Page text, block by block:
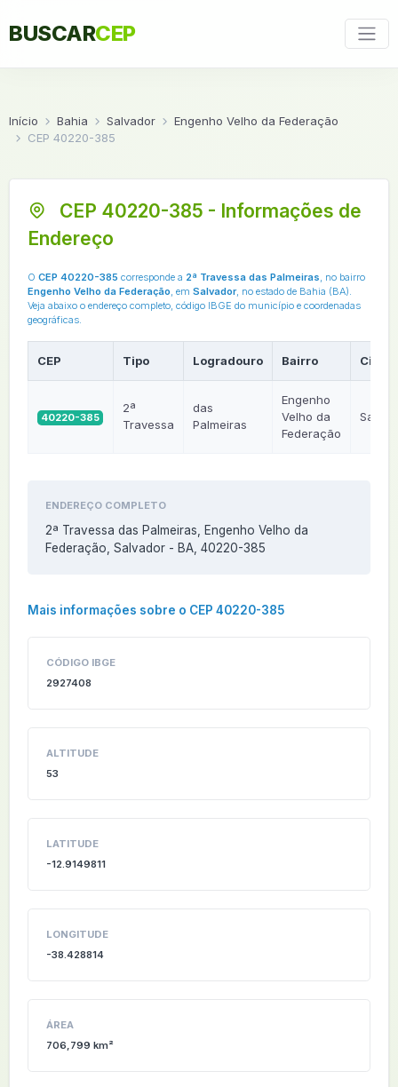
BUSCARCEP
Início Bahia Salvador
Engenho Velho da Federação
CEP 40220-385
CEP 40220-385 - Informações de
Endereço
O CEP 40220-385 corresponde a 2ª Travessa das Palmeiras, no bairro
Engenho Velho da Federação, em Salvador, no estado de Bahia (BA).
Veja abaixo o endereço completo, código IBGE do município e coordenadas
geográficas.
CEP Tipo Logradouro Bairro
40220-385
2ª
Travessa
das
Palmeiras
Engenho
Velho da
Federação
ENDEREÇO COMPLETO
2ª Travessa das Palmeiras, Engenho Velho da
Federação, Salvador - BA, 40220-385
Mais informações sobre o CEP 40220-385
CÓDIGO IBGE
2927408
ALTITUDE
53
LATITUDE
-12.9149811
LONGITUDE
-38.428814
ÁREA
706,799 km²